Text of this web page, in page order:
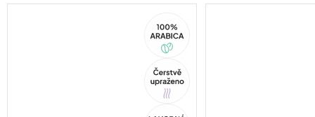
a v hliníkovém
Tip
Arabica